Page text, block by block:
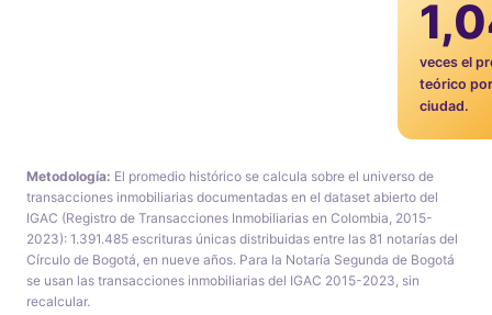
veces el
teórico
ciudad.
Metodología: El promedio histórico se calcula sobre el universo de
transacciones inmobiliarias documentadas en el dataset abierto del
IGAC (Registro de Transacciones Inmobiliarias en Colombia, 2015-
2023): 1.391.485 escrituras únicas distribuidas entre las 81 notarías del
Círculo de Bogotá, en nueve años. Para la Notaría Segunda de Bogotá
se usan las transacciones inmobiliarias del IGAC 2015-2023, sin
recalcular.